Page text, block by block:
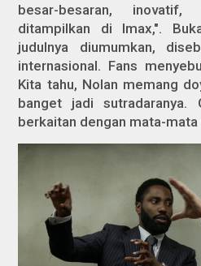
besar-besaran,
ditampilkan di Imax,".
judulnya diumumkan,
internasional. Fans
Kita tahu, Nolan memang
banget jadi sutradaranya.
berkaitan dengan mata-